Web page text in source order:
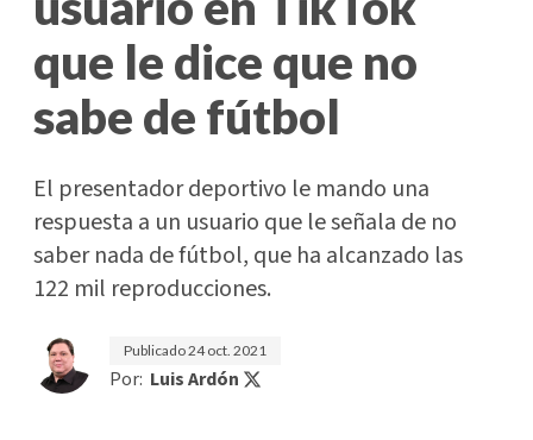
que le dice que no
sabe de fútbol
El presentador deportivo le mando una
respuesta a un usuario que le señala de no
saber nada de fútbol, que ha alcanzado las
122 mil reproducciones.
Publicado24 oct. 2021
Por: Luis Ardón